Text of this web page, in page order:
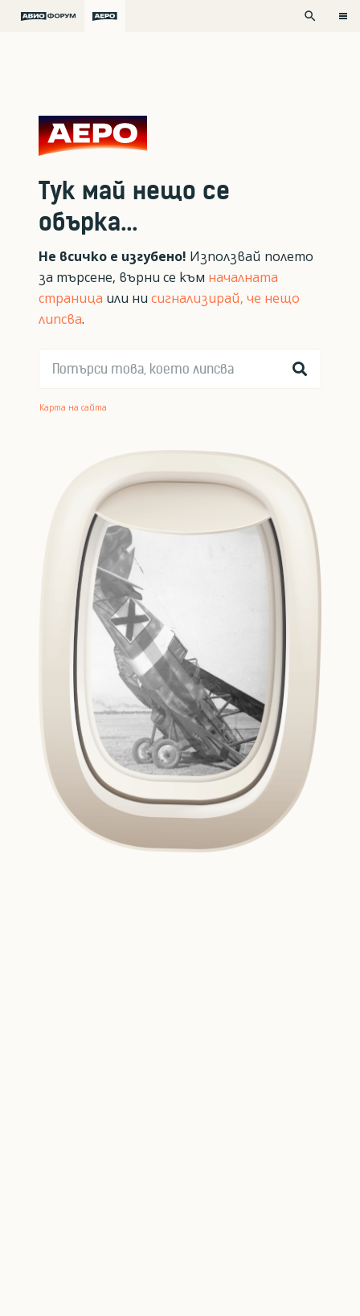
search
Тук май нещо се
обърка...
Не всичко е изгубено! Използвай полето
за търсене, върни се към началната
страница или ни сигнализирай, че нещо
липсва.
Карта на сайта